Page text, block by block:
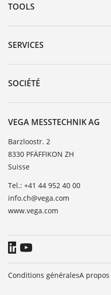
TOOLS
Téléchargements
Recherche par numéro de série
DTM Collection/PACTware
SERVICES
Retour d'appareil
Formations
TeamViewer
SOCIÉTÉ
À propos de VEGA
Contact
News
Presse
Blog
VEGA MESSTECHNIK AG
Barzloostr. 2
8330 PFÄFFIKON ZH
Suisse
Tel.: +41 44 952 40 00
info.ch@vega.com
www.vega.com
Conditions généralesA propos